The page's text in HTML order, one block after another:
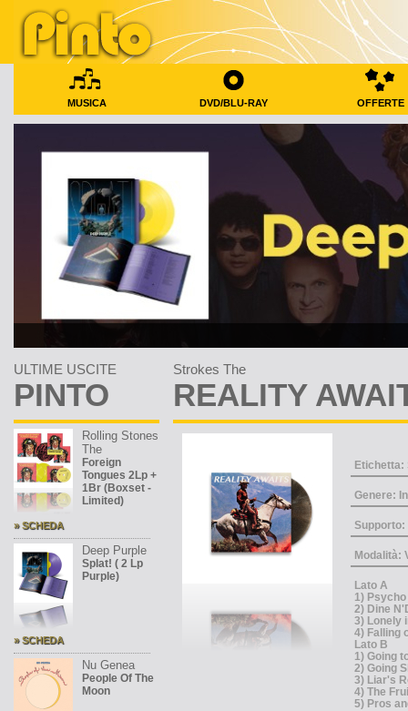
MUSICA DVD/BLU-RAY OFFERTE
ULTIME USCITE
PINTO
Rolling Stones
The
Foreign
Tongues 2Lp +
1Br (Boxset -
Limited)
» SCHEDA
Deep Purple
Splat! ( 2 Lp
Purple)
» SCHEDA
Nu Genea
People Of The
Moon
Strokes The
REALITY
Etichetta:
Genere:
Supporto:
Modalità:
Lato A
1)
2) Dine
3) Lonely
4) Falling
Lato B
1) Going
2) Going
3) Liar's
4) The
5) Pros